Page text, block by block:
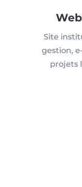
Site
gestion,
projets